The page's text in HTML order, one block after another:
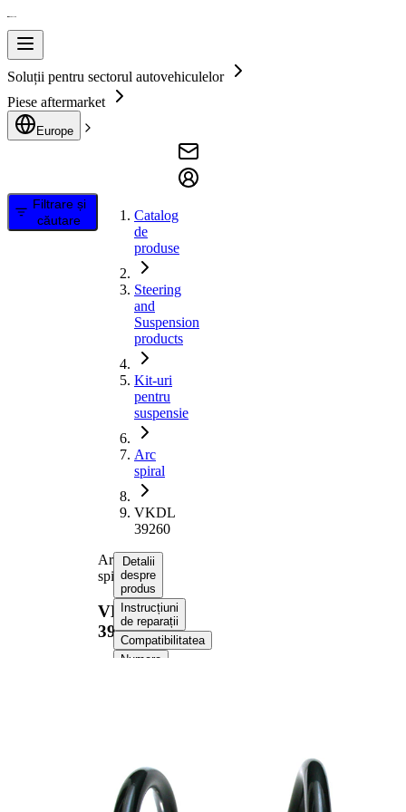
Soluții pentru sectorul autovehiculelor
Piese aftermarket
Europe
Filtrare și
căutare
Catalog
de
produse
Steering
and
Suspension
products
Kit-uri
pentru
suspensie
Arc
spiral
VKDL
39260
Arc
spiral
VKDL
39260
Detalii
despre
produs
Instrucțiuni
de reparații
Compatibilitatea
Numere
Partea de
montare